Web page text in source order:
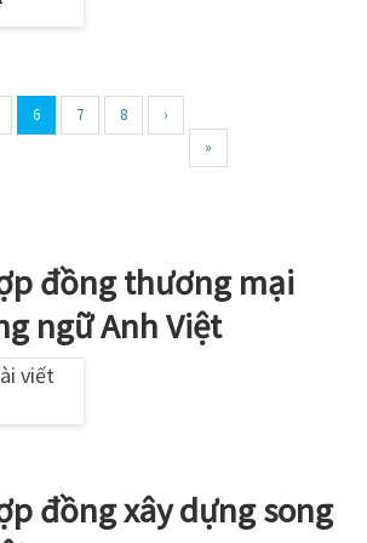
6 7 8
›
»
đồng thương mại
ngữ Anh Việt
viết
đồng xây dựng song